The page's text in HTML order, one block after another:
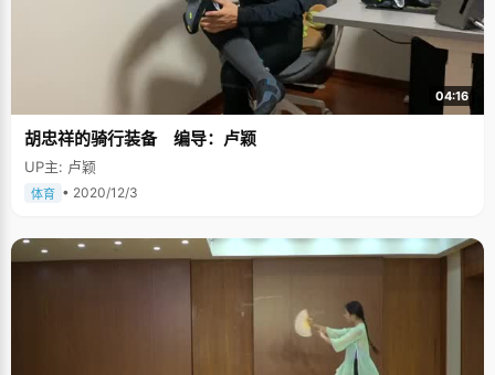
04:16
胡忠祥的骑行装备 编导：卢颖
UP主: 卢颖
体育 • 2020/12/3